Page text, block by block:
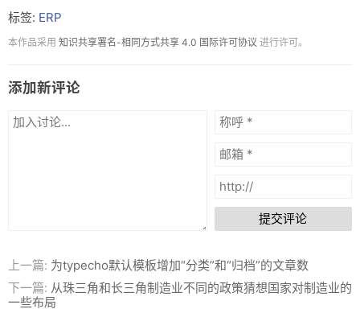
标签: ERP
本作品采用 知识共享署名-相同方式共享 4.0 国际许可协议 进行许可。
添加新评论
提交评论
上一篇: 为typecho默认模板增加“分类”和“归档”的文章数
下一篇: 从珠三角和长三角制造业不同的政策猜想国家对制造业的
一些布局